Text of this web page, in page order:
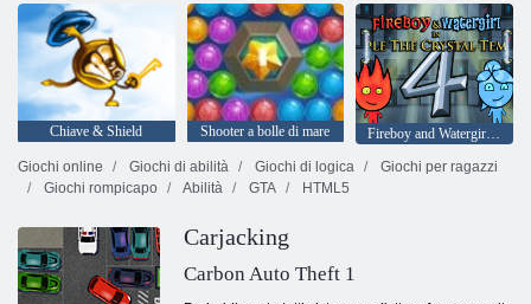
Chiave & Shield Shooter a bolle di mare
Giochi online
Giochi di abilità Giochi di logica
Giochi per ragazzi
Giochi rompicapo
Abilità GTA HTML5
Carjacking
Carbon Auto Theft 1